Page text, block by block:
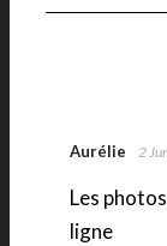
Aurélie 2
Les
ligne